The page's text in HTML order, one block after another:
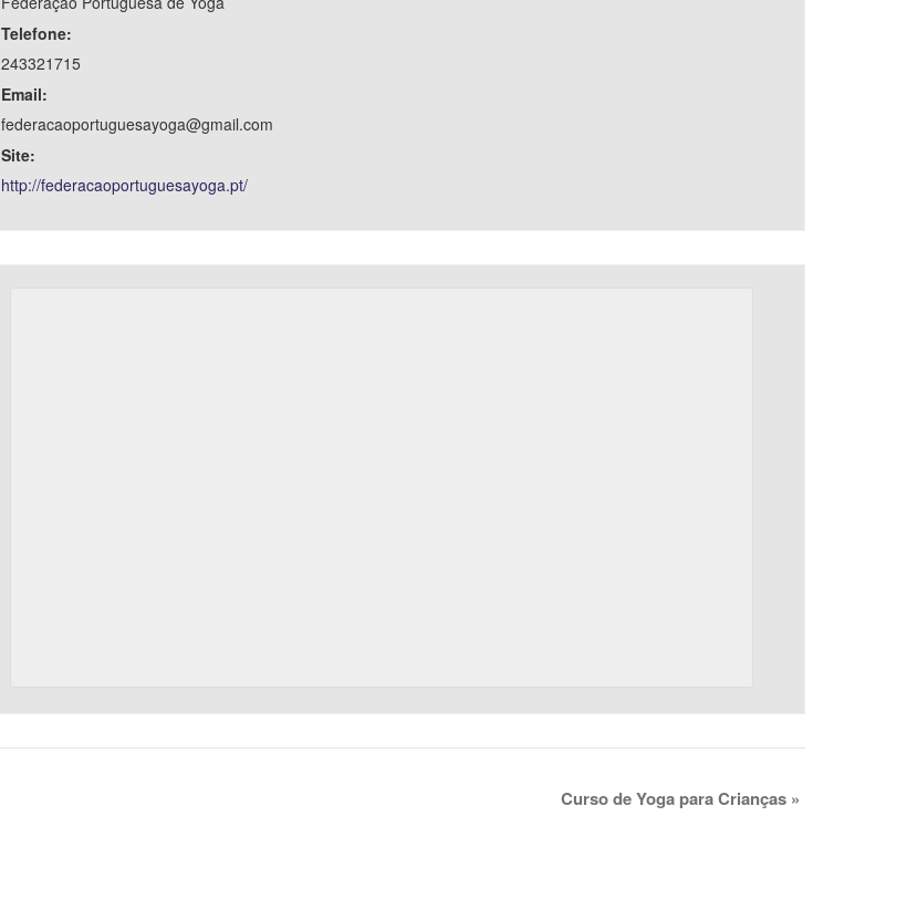
Telefone:
243321715
Email:
federacaoportuguesayoga@gmail.com
Site:
http://federacaoportuguesayoga.pt/
Curso de Yoga para Crianças »